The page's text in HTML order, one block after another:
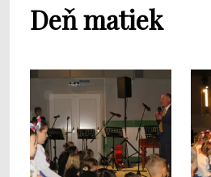
Deň matiek